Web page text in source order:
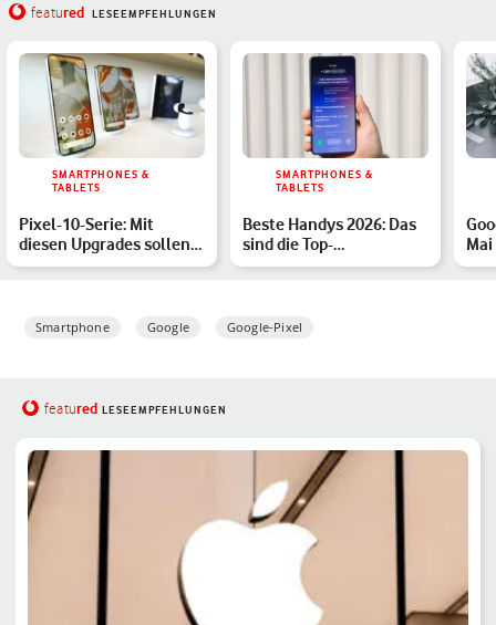
featured LESEEMPFEHLUNGEN
SMARTPHONES &
TABLETS
Pixel-10-Serie: Mit
diesen Upgrades sollen
die Google-Handys
SMARTPHONES &
TABLETS
Beste Handys 2026: Das
sind die Top-
Smartphones des Jahres
drin
Smartphone Google Google-Pixel
featured LESEEMPFEHLUNGEN